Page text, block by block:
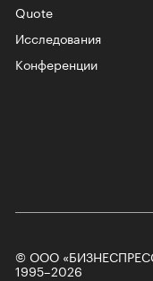
Quote
Исследования
Конференции
© ООО
1995–2026